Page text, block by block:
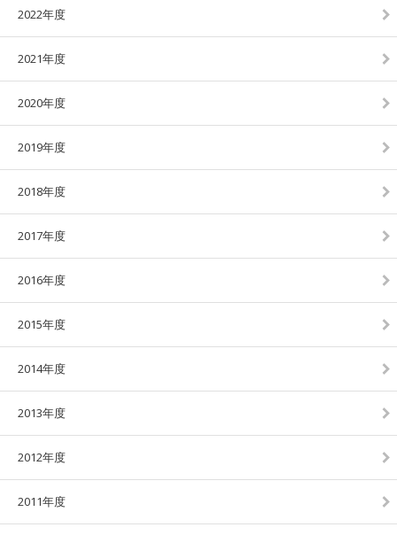
2022年度
2021年度
2020年度
2019年度
2018年度
2017年度
2016年度
2015年度
2014年度
2013年度
2012年度
2011年度